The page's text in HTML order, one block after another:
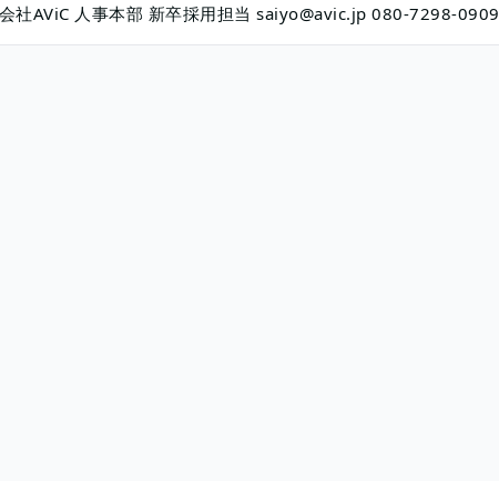
社AViC 人事本部 新卒採用担当 saiyo@avic.jp 080-7298-0909